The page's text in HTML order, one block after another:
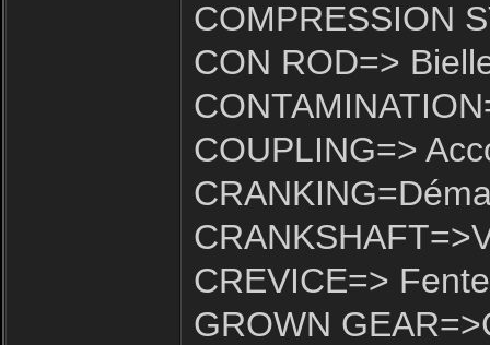
COMPRESSION
CON ROD=>
COUPLING=>
CREVICE=> Fente
GROWN